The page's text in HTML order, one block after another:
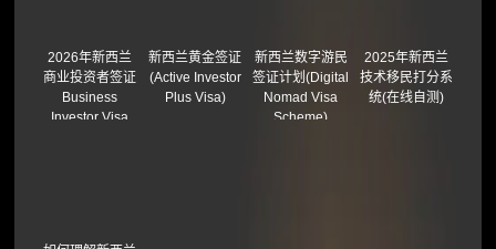
2026年新西兰
商业投资者签证
Business
Investor Visa
新西兰黄金签证
(Active Investor
Plus Visa)
新西兰数字游民
签证计划(Digital
Nomad Visa
Scheme)
2025年新西兰
技术移民打分系
统(在线自测)